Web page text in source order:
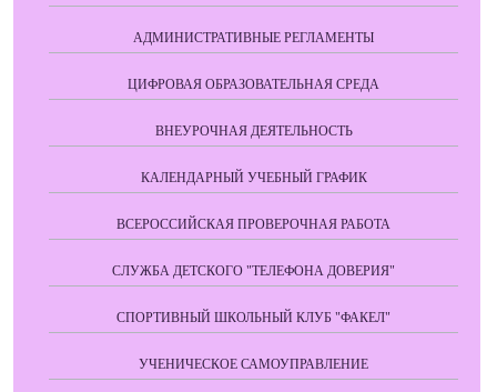
АДМИНИСТРАТИВНЫЕ РЕГЛАМЕНТЫ
ЦИФРОВАЯ ОБРАЗОВАТЕЛЬНАЯ СРЕДА
ВНЕУРОЧНАЯ ДЕЯТЕЛЬНОСТЬ
КАЛЕНДАРНЫЙ УЧЕБНЫЙ ГРАФИК
ВСЕРОССИЙСКАЯ ПРОВЕРОЧНАЯ РАБОТА
СЛУЖБА ДЕТСКОГО "ТЕЛЕФОНА ДОВЕРИЯ"
СПОРТИВНЫЙ ШКОЛЬНЫЙ КЛУБ "ФАКЕЛ"
УЧЕНИЧЕСКОЕ САМОУПРАВЛЕНИЕ